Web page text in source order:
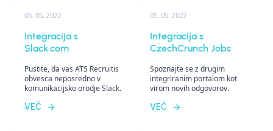
05. 05. 2022
Integracija s
Slack.com
Pustite, da vas ATS Recruitis
obvesca neposredno v
komunikacijsko orodje Slack.
VEČ
05. 05. 2022
Integracija s
CzechCrunch Jobs
Spoznajte se z drugim
integriranim portalom kot
virom novih odgovorov.
VEČ